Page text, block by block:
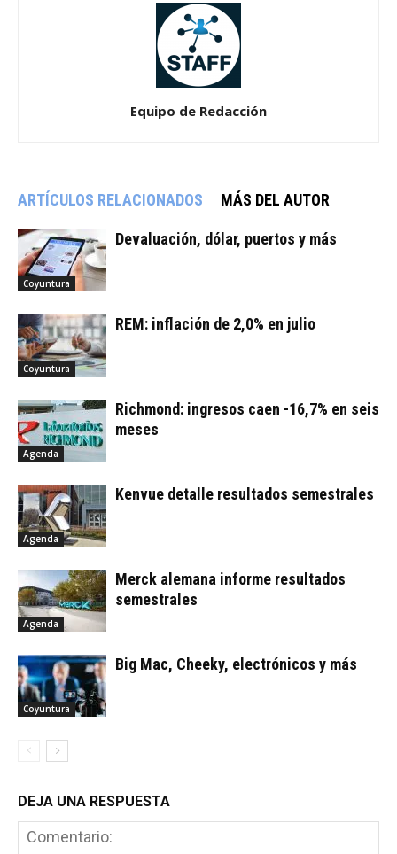
Equipo de Redacción
ARTÍCULOS RELACIONADOS MÁS DEL AUTOR
Coyuntura
Devaluación, dólar, puertos y más
Coyuntura
REM: inflación de 2,0% en julio
Agenda
Richmond: ingresos caen -16,7% en seis
meses
Agenda
Kenvue detalle resultados semestrales
Agenda
Merck alemana informe resultados
semestrales
Coyuntura
Big Mac, Cheeky, electrónicos y más
DEJA UNA RESPUESTA